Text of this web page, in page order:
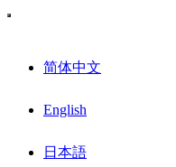
简体中文
English
日本語